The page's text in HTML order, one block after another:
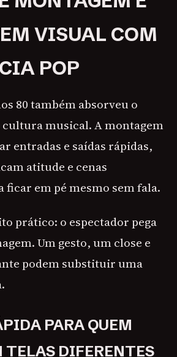
VISUAL COM
POP
80 também absorveu o
cultura musical. A montagem
entradas e saídas rápidas,
atitude e cenas
ficar em pé mesmo sem fala.
prático: o espectador pega
Um gesto, um close e
podem substituir uma
PARA QUEM
TELAS DIFERENTES